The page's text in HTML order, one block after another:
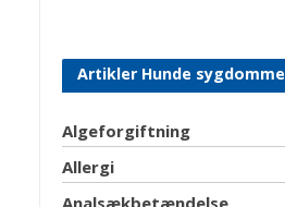
Artikler Hunde sygdomme
Algeforgiftning
Allergi
Analsækbetændelse